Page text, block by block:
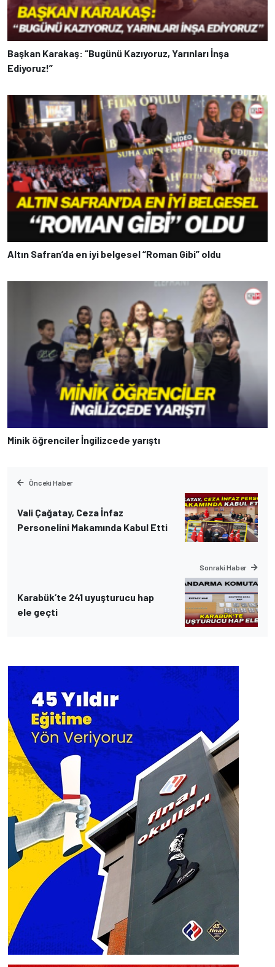
Başkan Karakaş: “Bugünü Kazıyoruz, Yarınları İnşa
Ediyoruz!”
Altın Safran’da en iyi belgesel “Roman Gibi” oldu
Minik öğrenciler İngilizcede yarıştı
Önceki Haber
Vali Çağatay, Ceza İnfaz
Personelini Makamında Kabul Etti
Sonraki Haber
Karabük’te 241 uyuşturucu hap
ele geçti